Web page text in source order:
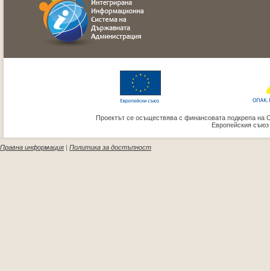
Проектът се осъществява с финансовата подкрепа на
Европейския
Правна информация | Политика за достъпност